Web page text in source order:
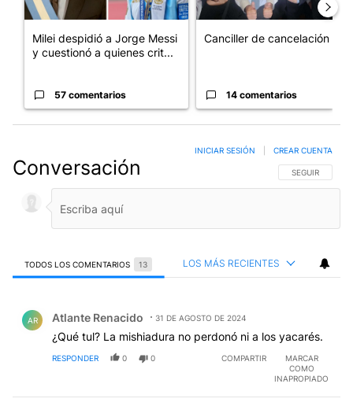
Milei despidió a Jorge Messi
y cuestionó a quienes crit...
57 comentarios
Canciller de cancelación
14 comentarios
Conversación SIGA ESTA
SEGUIR
INICIAR SESIÓN CREAR CUENTA
TODOS LOS COMENTARIOS 13 LOS MÁS RECIENTES
AR Atlante Renacido 31 DE AGOSTO DE 2024
¿Qué tul? La mishiadura no perdonó ni a los yacarés.
RESPONDER 0 0 COMPARTIR
MARCAR
COMO
INAPROPIADO